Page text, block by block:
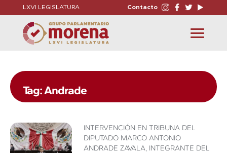
LXVI LEGISLATURA Contacto
Toggle
navigation
Tag: Andrade
INTERVENCIÓN EN TRIBUNA DEL
DIPUTADO MARCO ANTONIO
ANDRADE ZAVALA, INTEGRANTE DEL